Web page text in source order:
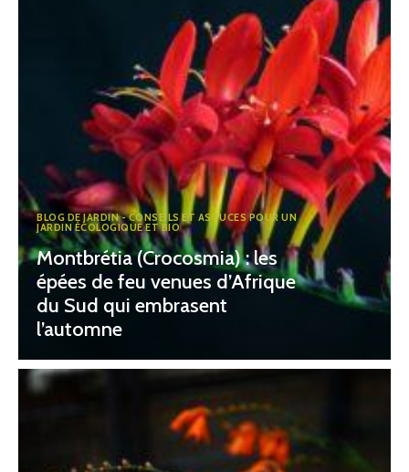
BLOG DE JARDIN - CONSEILS ET ASTUCES POUR UN
JARDIN ÉCOLOGIQUE ET BIO
Montbrétia (Crocosmia) : les
épées de feu venues d’Afrique
du Sud qui embrasent
l’automne